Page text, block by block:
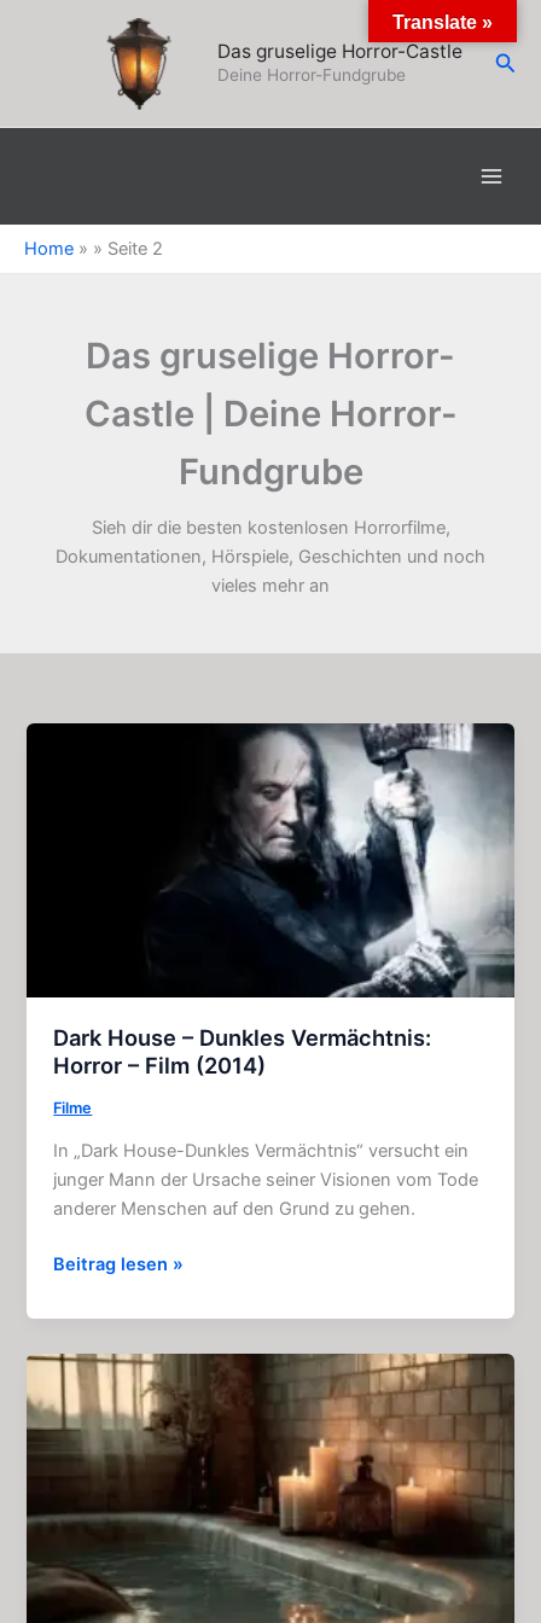
Das gruselige Horror-Castle
Deine Horror-Fundgrube
Home » » Seite 2
Das gruselige Horror-
Castle | Deine Horror-
Fundgrube
Sieh dir die besten kostenlosen Horrorfilme,
Dokumentationen, Hörspiele, Geschichten und noch
vieles mehr an
Dark House – Dunkles Vermächtnis:
Horror – Film (2014)
Filme
In „Dark House-Dunkles Vermächtnis“ versucht ein
junger Mann der Ursache seiner Visionen vom Tode
anderer Menschen auf den Grund zu gehen.
Dark
–
Dunkles
Vermächtnis:
Horror
–
Film
Beitrag lesen »
Translate »